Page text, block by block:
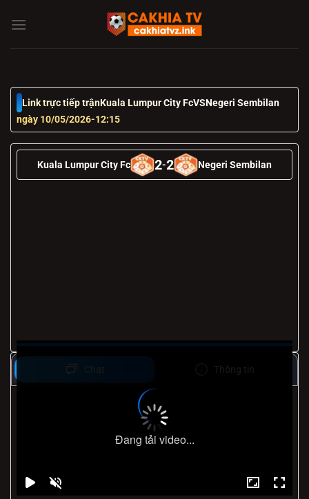
đến
Link trực tiếp trậnKuala Lumpur City FcVSNegeri Sembilan
ngày 10/05/2026-12:15
Kuala Lumpur City Fc 2-2 Negeri Sembilan
Đang tải video...
Chat Thông tin